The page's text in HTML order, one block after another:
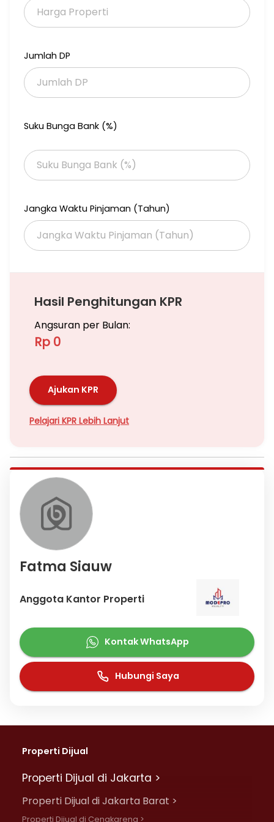
Air PAM
Dekat pintu tol
Dekat pasar
Dekat sekolah
Dekat masjid & gereja
Hubungi:
Fatma Siauw
0878-2552-7788
Jumlah DP
Suku Bunga Bank (%)
Jangka Waktu Pinjaman (Tahun)
Hasil Penghitungan KPR
Angsuran per Bulan:
Rp 0
Ajukan KPR
Pelajari KPR Lebih Lanjut
Fatma Siauw
Anggota Kantor Properti
Kontak WhatsApp
Hubungi Saya
Properti Dijual
Properti Dijual di Jakarta >
Properti Dijual di Jakarta Barat >
Properti Dijual di Cengkareng >